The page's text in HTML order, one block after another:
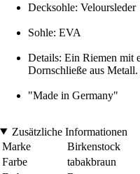
Decksohle: Veloursleder
Sohle: EVA
Details: Ein Riemen mit
Dornschließe aus Metall.
"Made in Germany"
Zusätzliche Informationen
Marke
Birkenstock
Farbe
tabakbraun